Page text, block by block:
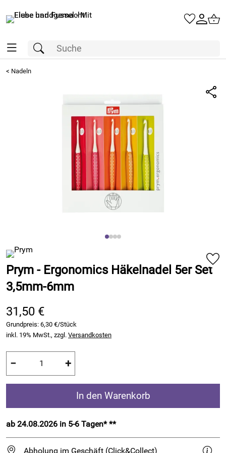
< Nadeln
Prym - Ergonomics Häkelnadel 5er Set
3,5mm-6mm
31,50 €
Grundpreis: 6,30 €/Stück
inkl. 19% MwSt., zzgl. Versandkosten
− +
In den Warenkorb
ab 24.08.2026 in 5-6 Tagen* **
Abholung im Geschäft (Click&Collect)